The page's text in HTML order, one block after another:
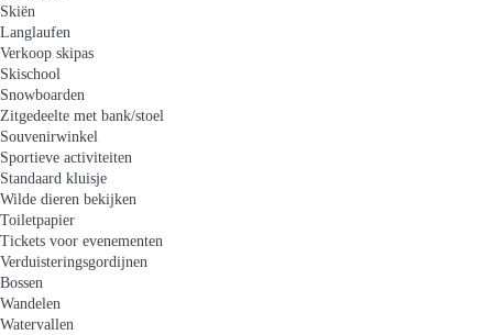
Skiën
Langlaufen
Verkoop skipas
Skischool
Snowboarden
Zitgedeelte met bank/stoel
Souvenirwinkel
Sportieve activiteiten
Standaard kluisje
Wilde dieren bekijken
Toiletpapier
Tickets voor evenementen
Verduisteringsgordijnen
Bossen
Wandelen
Watervallen